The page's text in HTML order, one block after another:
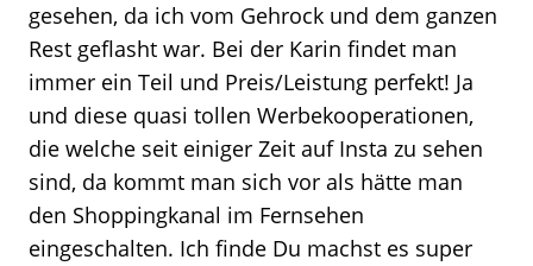
gesehen, da ich vom Gehrock und dem ganzen
Rest geflasht war. Bei der Karin findet man
immer ein Teil und Preis/Leistung perfekt! Ja
und diese quasi tollen Werbekooperationen,
die welche seit einiger Zeit auf Insta zu sehen
sind, da kommt man sich vor als hätte man
den Shoppingkanal im Fernsehen
eingeschalten. Ich finde Du machst es super